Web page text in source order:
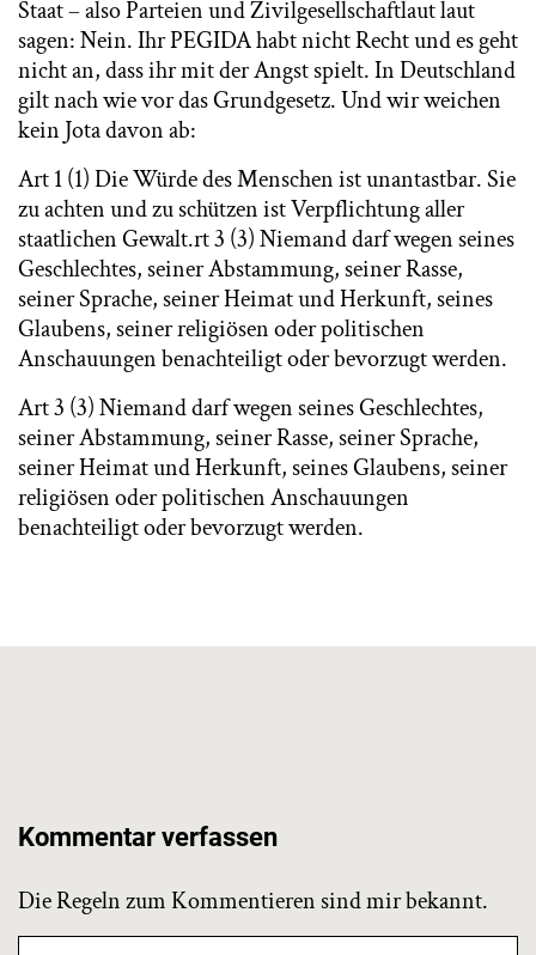
Staat – also Parteien und Zivilgesellschaftlaut laut
sagen: Nein. Ihr PEGIDA habt nicht Recht und es geht
nicht an, dass ihr mit der Angst spielt. In Deutschland
gilt nach wie vor das Grundgesetz. Und wir weichen
kein Jota davon ab:
Art 1 (1) Die Würde des Menschen ist unantastbar. Sie
zu achten und zu schützen ist Verpflichtung aller
staatlichen Gewalt.rt 3 (3) Niemand darf wegen seines
Geschlechtes, seiner Abstammung, seiner Rasse,
seiner Sprache, seiner Heimat und Herkunft, seines
Glaubens, seiner religiösen oder politischen
Anschauungen benachteiligt oder bevorzugt werden.
Art 3 (3) Niemand darf wegen seines Geschlechtes,
seiner Abstammung, seiner Rasse, seiner Sprache,
seiner Heimat und Herkunft, seines Glaubens, seiner
religiösen oder politischen Anschauungen
benachteiligt oder bevorzugt werden.
Kommentar verfassen
Die Regeln zum Kommentieren sind mir bekannt.